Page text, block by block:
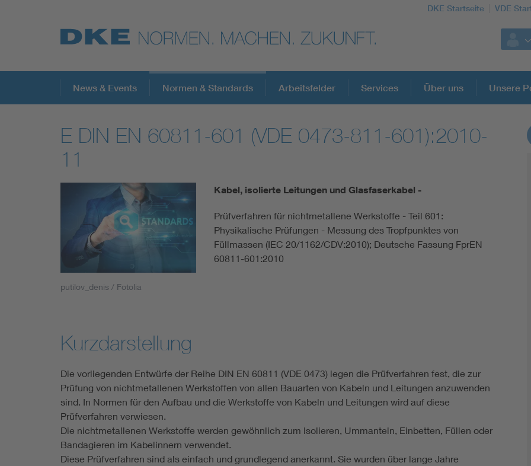
DKE Startseite VDE
Top-Themen
VDE Fokusthemen
Energy
Health
Industry
Mobility
Smart Cities
DKE Fachinformationen im Kontext der
Cybersecurity in der Industrieautomatisierung
News & Events Normen & Standards Arbeitsfelder Services Über uns Unsere
E DIN EN 60811-601 (VDE 0473-811-601):2010-
11
putilov_denis / Fotolia
Kabel, isolierte Leitungen und Glasfaserkabel -
Prüfverfahren für nichtmetallene Werkstoffe - Teil 601:
Physikalische Prüfungen - Messung des Tropfpunktes von
Füllmassen (IEC 20/1162/CDV:2010); Deutsche Fassung FprEN
60811-601:2010
Kurzdarstellung
Die vorliegenden Entwürfe der Reihe DIN EN 60811 (VDE 0473) legen die Prüfverfahren fest, die zur
Prüfung von nichtmetallenen Werkstoffen von allen Bauarten von Kabeln und Leitungen anzuwenden
sind. In Normen für den Aufbau und die Werkstoffe von Kabeln und Leitungen wird auf diese
Prüfverfahren verwiesen.
Die nichtmetallenen Werkstoffe werden gewöhnlich zum Isolieren, Ummanteln, Einbetten, Füllen oder
Bandagieren im Kabelinnern verwendet.
Diese Prüfverfahren sind als einfach und grundlegend anerkannt. Sie wurden über lange Jahre